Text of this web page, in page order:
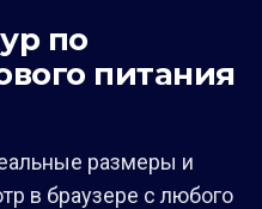
по
питания
размеры и
в браузере с любого